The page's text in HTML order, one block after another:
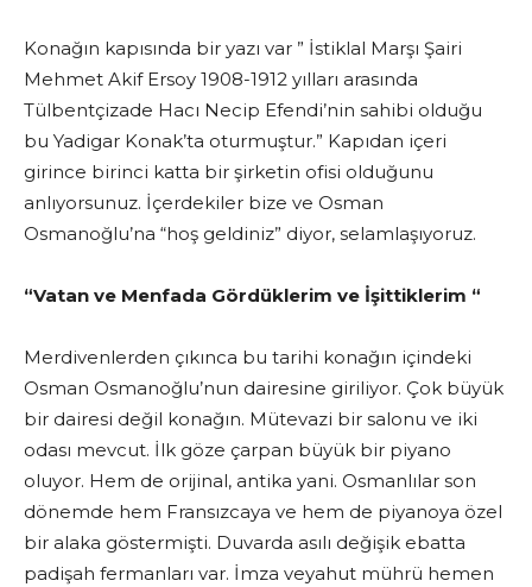
Konağın kapısında bir yazı var ” İstiklal Marşı Şairi
Mehmet Akif Ersoy 1908-1912 yılları arasında
Tülbentçizade Hacı Necip Efendi’nin sahibi olduğu
bu Yadigar Konak’ta oturmuştur.” Kapıdan içeri
girince birinci katta bir şirketin ofisi olduğunu
anlıyorsunuz. İçerdekiler bize ve Osman
Osmanoğlu’na “hoş geldiniz” diyor, selamlaşıyoruz.
“Vatan ve Menfada Gördüklerim ve İşittiklerim “
Merdivenlerden çıkınca bu tarihi konağın içindeki
Osman Osmanoğlu’nun dairesine giriliyor. Çok büyük
bir dairesi değil konağın. Mütevazi bir salonu ve iki
odası mevcut. İlk göze çarpan büyük bir piyano
oluyor. Hem de orijinal, antika yani. Osmanlılar son
dönemde hem Fransızcaya ve hem de piyanoya özel
bir alaka göstermişti. Duvarda asılı değişik ebatta
padişah fermanları var. İmza veyahut mührü hemen